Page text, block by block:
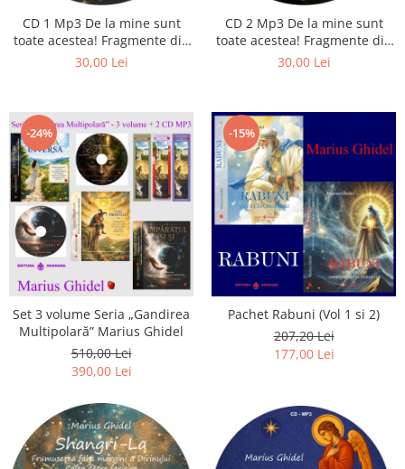
Literatura
Psihologie
Stiinta
CD 1 Mp3 De la mine sunt
toate acestea! Fragmente din
cărțile lui Marius Ghidel
30,00 Lei
CD 2 Mp3 De la mine sunt
toate acestea! Fragmente din
cărțile lui Marius Ghidel
30,00 Lei
-24%
Set 3 volume Seria „Gandirea
Multipolară” Marius Ghidel
510,00 Lei
390,00 Lei
-15%
Pachet Rabuni (Vol 1 si 2)
207,20 Lei
177,00 Lei